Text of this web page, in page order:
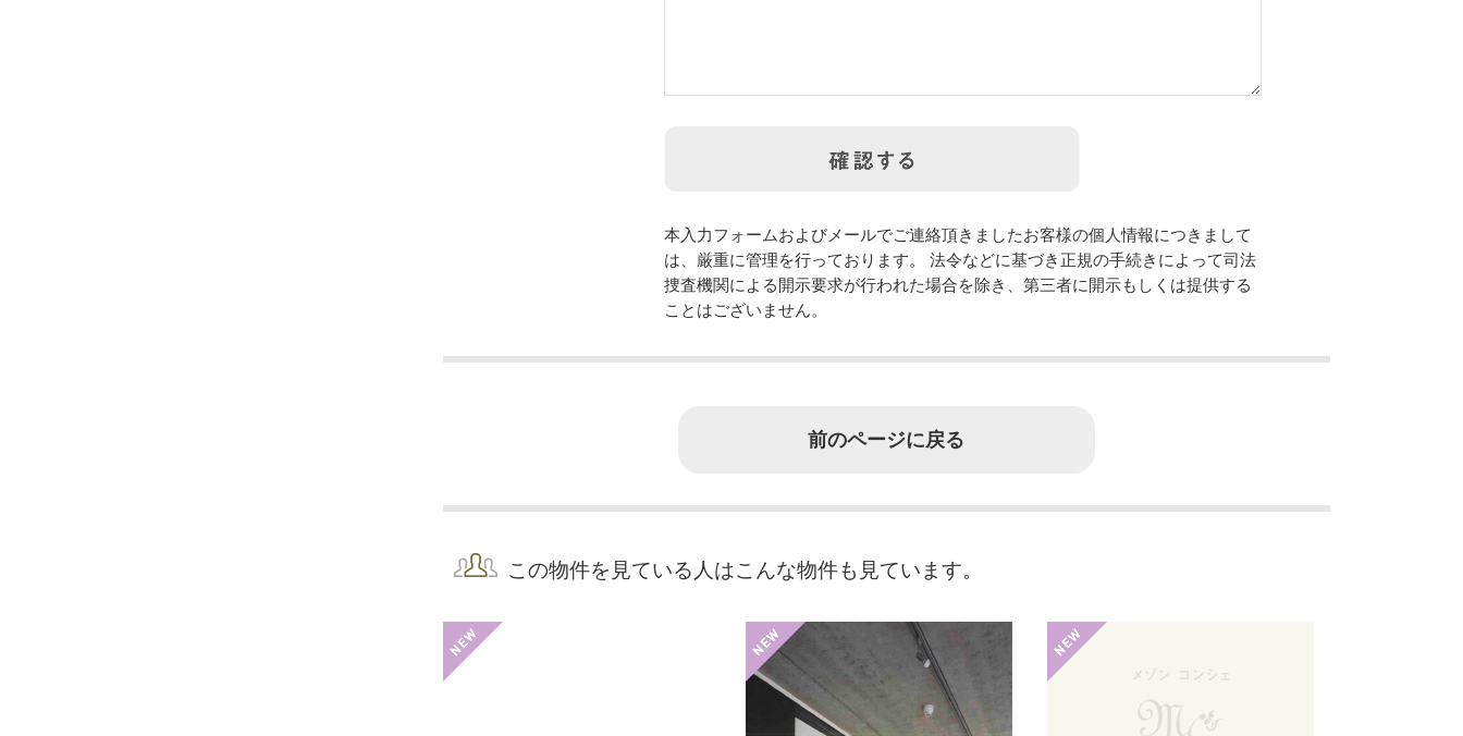
本入力フォームおよびメールでご連絡頂きましたお客様の個人情報につきまして
は、厳重に管理を行っております。 法令などに基づき正規の手続きによって司法
捜査機関による開示要求が行われた場合を除き、第三者に開示もしくは提供する
ことはございません。
前のページに戻る
この物件を見ている人はこんな物件も見ています。